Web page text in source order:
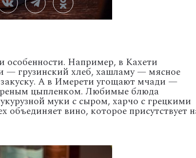
особенности. Например, в Кахети
— грузинский хлеб, хашламу — мясное
А в Имерети угощают мчади —
цыпленком. Любимые блюда
муки с сыром, харчо с грецкими
объединяет вино, которое присутствует